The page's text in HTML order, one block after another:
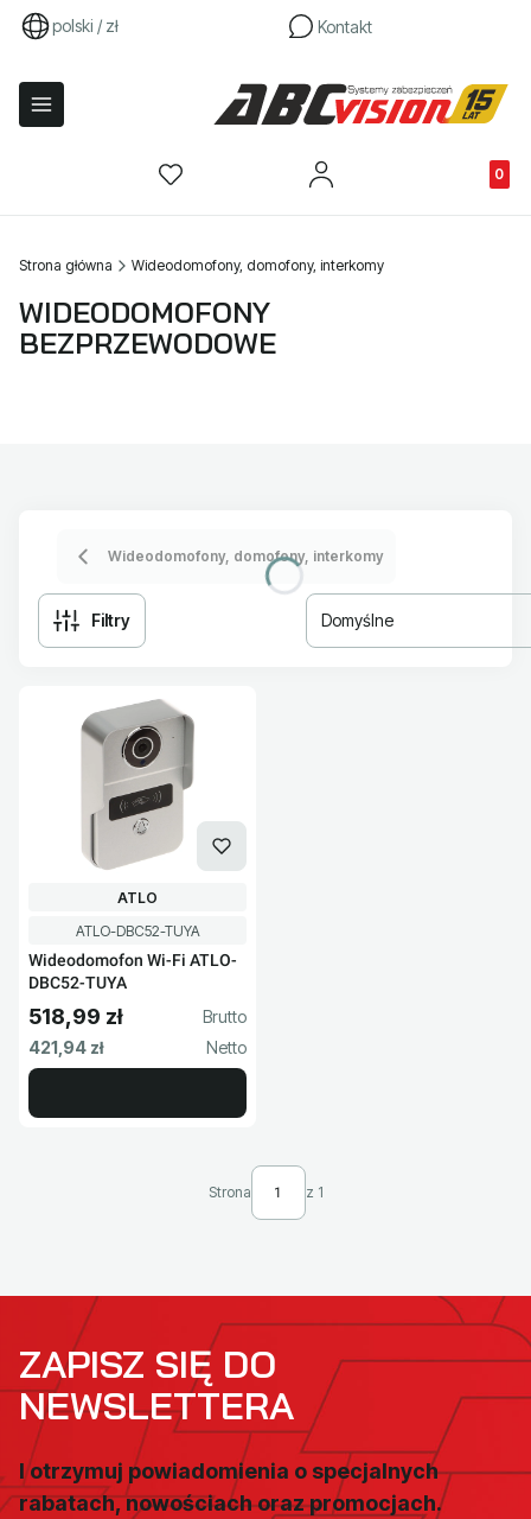
polski / zł Kontakt
Strona główna Wideodomofony, domofony, interkomy
WIDEODOMOFONY
BEZPRZEWODOWE
Wideodomofony, domofony, interkomy
Filtry Domyślne
Kod produktu
ATLO-DBC52-TUYA
Wideodomofon Wi-Fi ATLO-
DBC52-TUYA
PRODUCENT
ATLO
Cena brutto
518,99 zł
Cena netto
421,94 zł
Strona z 1
ZAPISZ SIĘ DO
NEWSLETTERA
I otrzymuj powiadomienia o specjalnych
rabatach, nowościach oraz promocjach.